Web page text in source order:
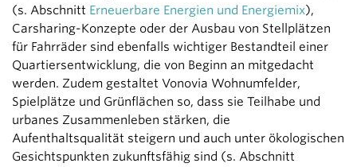
(s. Abschnitt Erneuerbare Energien und Energiemix),
Carsharing-Konzepte oder der Ausbau von Stellplätzen
für Fahrräder sind ebenfalls wichtiger Bestandteil einer
Quartiersentwicklung, die von Beginn an mitgedacht
werden. Zudem gestaltet Vonovia Wohnumfelder,
Spielplätze und Grünflächen so, dass sie Teilhabe und
urbanes Zusammenleben stärken, die
Aufenthaltsqualität steigern und auch unter ökologischen
Gesichtspunkten zukunftsfähig sind (s. Abschnitt